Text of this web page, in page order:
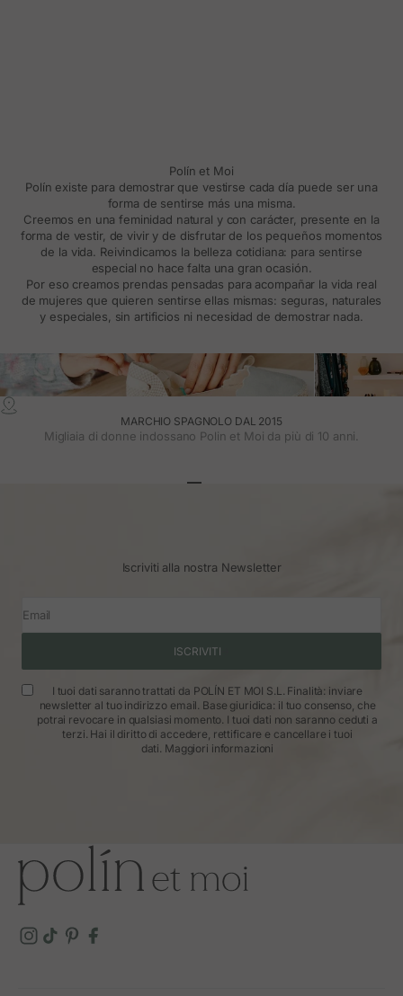
Polín et Moi
Polín existe para demostrar que vestirse cada día puede ser una
forma de sentirse más una misma.
Creemos en una feminidad natural y con carácter, presente en la
forma de vestir, de vivir y de disfrutar de los pequeños momentos
de la vida. Reivindicamos la belleza cotidiana: para sentirse
especial no hace falta una gran ocasión.
Por eso creamos prendas pensadas para acompañar la vida real
de mujeres que quieren sentirse ellas mismas: seguras, naturales
y especiales, sin artificios ni necesidad de demostrar nada.
MARCHIO SPAGNOLO DAL 2015
Migliaia di donne indossano Polin et Moi da più di 10 anni.
Iscriviti alla nostra Newsletter
Email
ISCRIVITI
I tuoi dati saranno trattati da POLÍN ET MOI S.L. Finalità: inviare
newsletter al tuo indirizzo email. Base giuridica: il tuo consenso, che
potrai revocare in qualsiasi momento. I tuoi dati non saranno ceduti a
terzi. Hai il diritto di accedere, rettificare e cancellare i tuoi
dati. Maggiori informazioni